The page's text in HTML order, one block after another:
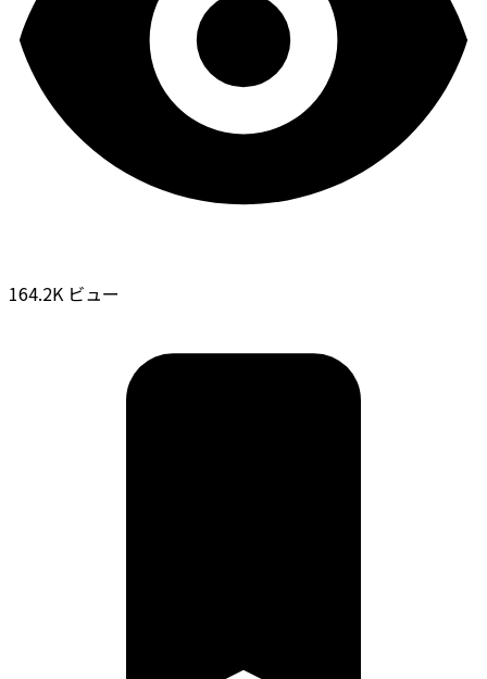
164.2K ビュー